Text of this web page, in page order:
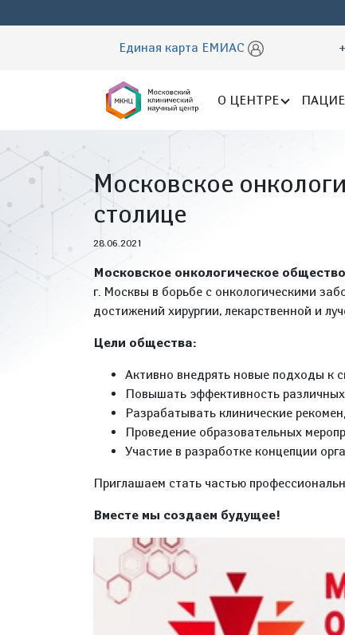
Единая карта ЕМИАС
О ЦЕНТРЕ
Московское
столице
28.06.2021
Московское онкологическое общество
г. Москвы в борьбе с онкологическими
достижений хирургии, лекарственной и
Цели общества:
Активно внедрять новые подходы к
Повышать эффективность
Разрабатывать клинические
Проведение образовательных
Участие в разработке концепции
Приглашаем стать частью
Вместе мы создаем будущее!